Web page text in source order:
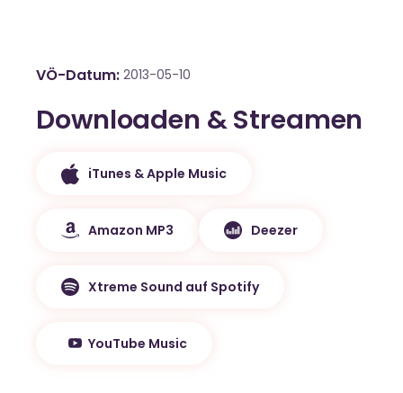
VÖ-Datum 2013-05-10
Downloaden & Streamen
iTunes & Apple Music
Amazon MP3 Deezer
Xtreme Sound auf Spotify
YouTube Music